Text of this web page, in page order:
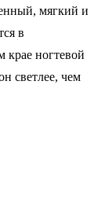
мягкий и
в
крае ногтевой
светлее, чем